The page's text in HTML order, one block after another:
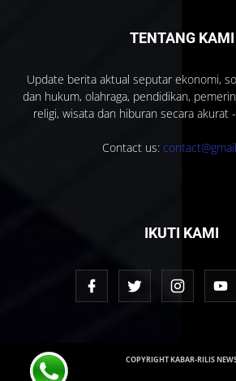
TENTANG KAMI
Update berita aktual seputar ekonomi,
dan hukum, olahraga, pendidikan,
religi, wisata dan hiburan secara akurat
Contact us:
IKUTI KAMI
COPYRIGHT KABAR-RILIS